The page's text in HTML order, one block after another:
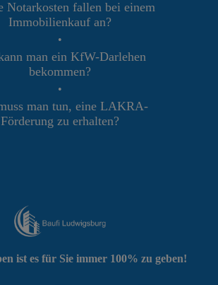
Notarkosten fallen bei einem
Immobilienkauf an?
•
man ein KfW-Darlehen
bekommen?
•
man tun, eine LAKRA-
Förderung zu erhalten?
ist es für Sie immer 100% zu geben!